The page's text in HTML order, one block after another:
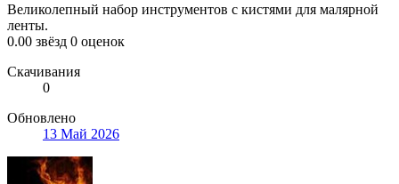
Великолепный набор инструментов с кистями для малярной
ленты.
0.00 звёзд 0 оценок
Скачивания
0
Обновлено
13 Май 2026